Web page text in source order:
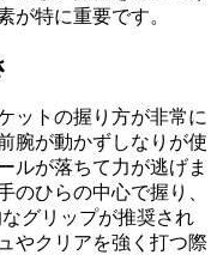
が特に重要です。
ットの握り方が非常に
腕が動かずしなりが使
ルが落ちて力が逃げま
のひらの中心で握り、
グリップが推奨され
やクリアを強く打つ際